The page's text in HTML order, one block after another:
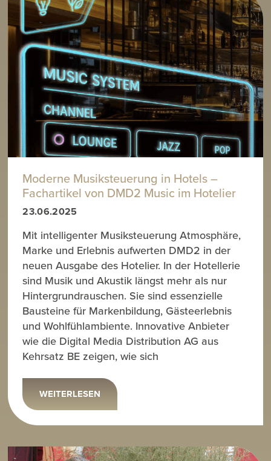
Moderne Musiksteuerung in Hotels –
Fachartikel von DMD2 Music im Hotelier
23.06.2025
Mit intelligenter Musiksteuerung Atmosphäre,
Marke und Erlebnis aufwerten DMD2 in der
neuen Ausgabe des Hotelier. In der Hotellerie
sind Musik und Akustik längst mehr als nur
Hintergrundrauschen. Sie sind essenzielle
Bausteine für Markenbildung, Gästeerlebnis
und Wohlfühlambiente. Innovative Anbieter
wie die Digital Media Distribution AG aus
Kehrsatz BE zeigen, wie sich
WEITERLESEN